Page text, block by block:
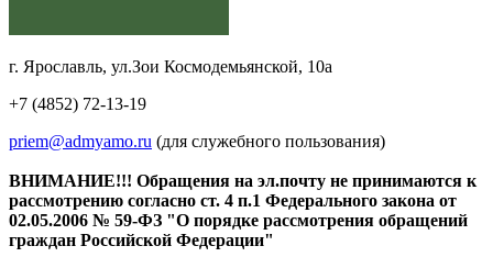
г. Ярославль, ул.Зои Космодемьянской, 10а
+7 (4852) 72-13-19
priem@admyamo.ru (для служебного пользования)
ВНИМАНИЕ!!! Обращения на эл.почту не принимаются к
рассмотрению согласно ст. 4 п.1 Федерального закона от
02.05.2006 № 59-ФЗ "О порядке рассмотрения обращений
граждан Российской Федерации"